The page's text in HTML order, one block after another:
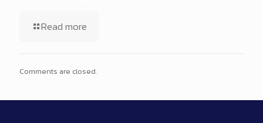
Read more
Comments are closed.